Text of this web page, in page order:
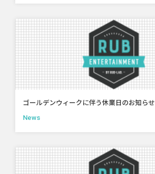
ゴールデンウィークに伴う休業日のお知らせ
News